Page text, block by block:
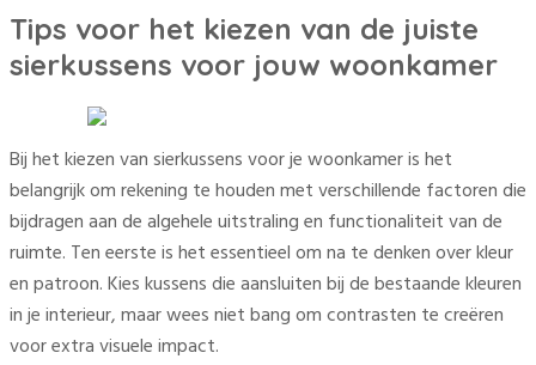
Tips voor het kiezen van de juiste
sierkussens voor jouw woonkamer
Bij het kiezen van sierkussens voor je woonkamer is het
belangrijk om rekening te houden met verschillende factoren die
bijdragen aan de algehele uitstraling en functionaliteit van de
ruimte. Ten eerste is het essentieel om na te denken over kleur
en patroon. Kies kussens die aansluiten bij de bestaande kleuren
in je interieur, maar wees niet bang om contrasten te creëren
voor extra visuele impact.